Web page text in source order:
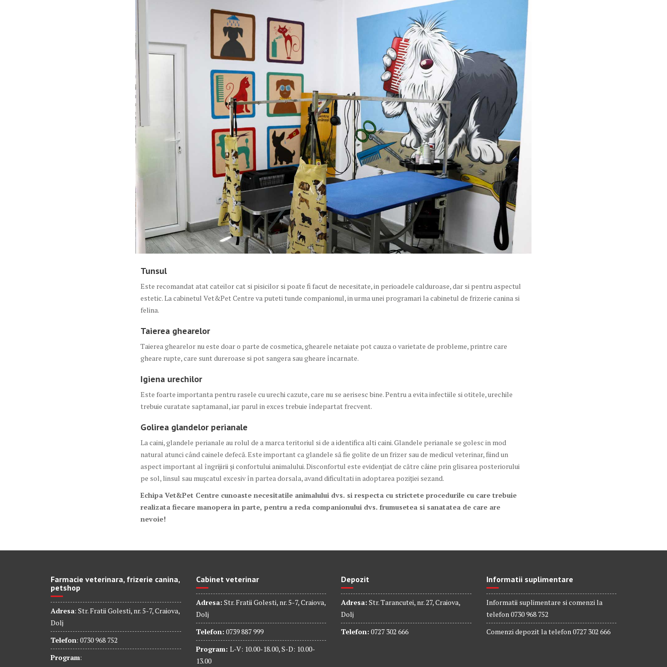
Tunsul
Este recomandat atat cateilor cat si pisicilor si poate fi facut de necesitate, in perioadele calduroase, dar si pentru aspectul
estetic. La cabinetul Vet&Pet Centre va puteti tunde companionul, in urma unei programari la cabinetul de frizerie canina si
felina.
Taierea ghearelor
Taierea ghearelor nu este doar o parte de cosmetica, ghearele netaiate pot cauza o varietate de probleme, printre care
gheare rupte, care sunt dureroase si pot sangera sau gheare încarnate.
Igiena urechilor
Este foarte importanta pentru rasele cu urechi cazute, care nu se aerisesc bine. Pentru a evita infectiile si otitele, urechile
trebuie curatate saptamanal, iar parul in exces trebuie îndepartat frecvent.
Golirea glandelor perianale
La caini, glandele perianale au rolul de a marca teritoriul si de a identifica alti caini. Glandele perianale se golesc in mod
natural atunci când cainele defecă. Este important ca glandele să fie golite de un frizer sau de medicul veterinar, fiind un
aspect important al îngrijirii și confortului animalului. Disconfortul este evidențiat de către câine prin glisarea posteriorului
pe sol, linsul sau mușcatul excesiv în partea dorsala, avand dificultati in adoptarea poziției sezand.
Echipa Vet&Pet Centre cunoaste necesitatile animalului dvs. si respecta cu strictete procedurile cu care trebuie
realizata fiecare manopera in parte, pentru a reda companionului dvs. frumusetea si sanatatea de care are
nevoie!
Farmacie veterinara, frizerie canina,
petshop
Adresa: Str. Fratii Golesti, nr. 5-7, Craiova,
Dolj
Telefon: 0730 968 752
Program:
Cabinet veterinar
Adresa: Str. Fratii Golesti, nr. 5-7, Craiova,
Dolj
Telefon: 0739 887 999
Program: L-V: 10.00-18.00, S-D: 10.00-
13.00
Depozit
Adresa: Str. Tarancutei, nr. 27, Craiova,
Dolj
Telefon: 0727 302 666
Informatii suplimentare
Informatii suplimentare si comenzi la
telefon 0730 968 752
Comenzi depozit la telefon 0727 302 666